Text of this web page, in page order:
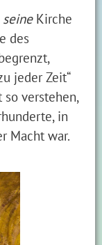
seine Kirche
des
jeder Zeit“
so verstehen,
in
Macht war.